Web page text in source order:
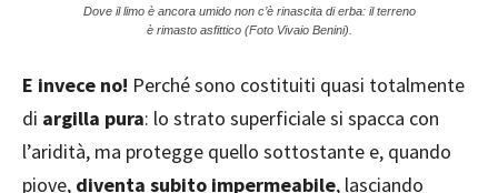
Dove il limo è ancora umido non c’è rinascita di erba: il terreno
è rimasto asfittico (Foto Vivaio Benini).
E invece no! Perché sono costituiti quasi totalmente
di argilla pura: lo strato superficiale si spacca con
l’aridità, ma protegge quello sottostante e, quando
piove, diventa subito impermeabile, lasciando